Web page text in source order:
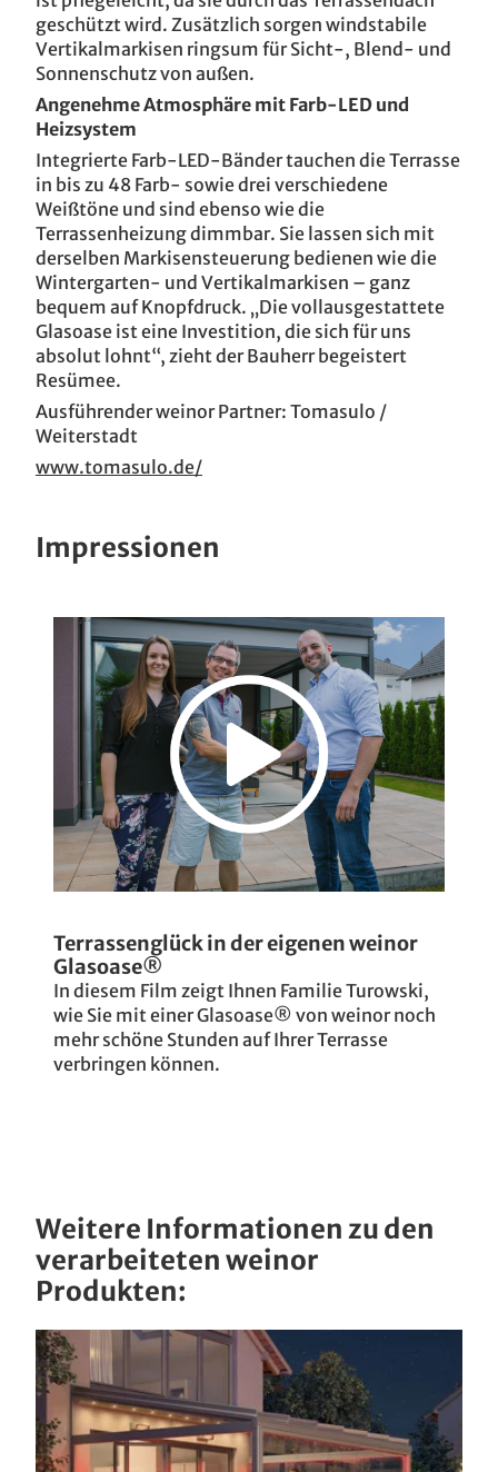
geschützt wird. Zusätzlich sorgen windstabile
Vertikalmarkisen ringsum für Sicht-, Blend- und
Sonnenschutz von außen.
Angenehme Atmosphäre mit Farb-LED und
Heizsystem
Integrierte Farb-LED-Bänder tauchen die Terrasse
in bis zu 48 Farb- sowie drei verschiedene
Weißtöne und sind ebenso wie die
Terrassenheizung dimmbar. Sie lassen sich mit
derselben Markisensteuerung bedienen wie die
Wintergarten- und Vertikalmarkisen – ganz
bequem auf Knopfdruck. „Die vollausgestattete
Glasoase ist eine Investition, die sich für uns
absolut lohnt“, zieht der Bauherr begeistert
Resümee.
Ausführender weinor Partner: Tomasulo /
Weiterstadt
www.tomasulo.de/
Impressionen
Terrassenglück in der eigenen weinor
Glasoase®
In diesem Film zeigt Ihnen Familie Turowski,
wie Sie mit einer Glasoase® von weinor noch
mehr schöne Stunden auf Ihrer Terrasse
verbringen können.
Weitere Informationen zu den
verarbeiteten weinor
Produkten: